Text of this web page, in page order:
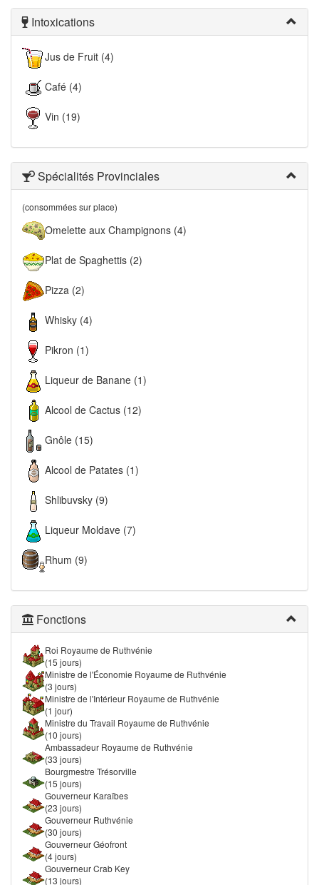
Intoxications
Jus de Fruit (4)
Café (4)
Vin (19)
Spécialités Provinciales
(consommées sur place)
Omelette aux Champignons (4)
Plat de Spaghettis (2)
Pizza (2)
Whisky (4)
Pikron (1)
Liqueur de Banane (1)
Alcool de Cactus (12)
Gnôle (15)
Alcool de Patates (1)
Shlibuvsky (9)
Liqueur Moldave (7)
Rhum (9)
Fonctions
Roi Royaume de Ruthvénie
(15 jours)
Ministre de l'Économie Royaume de Ruthvénie
(3 jours)
Ministre de l'Intérieur Royaume de Ruthvénie
(1 jour)
Ministre du Travail Royaume de Ruthvénie
(10 jours)
Ambassadeur Royaume de Ruthvénie
(33 jours)
Bourgmestre Trésorville
(15 jours)
Gouverneur Karaïbes
(23 jours)
Gouverneur Ruthvénie
(30 jours)
Gouverneur Géofront
(4 jours)
Gouverneur Crab Key
(13 jours)